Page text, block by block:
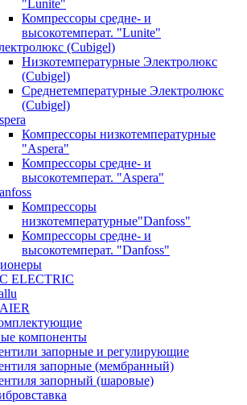
"Lunite"
Компрессоры средне- и
высокотемперат. "Lunite"
(Cubigel)
Низкотемпературные Электролюкс
(Cubigel)
Среднетемпературные Электролюкс
(Cubigel)
Компрессоры низкотемпературные
"Aspera"
Компрессоры средне- и
высокотемперат. "Aspera"
Компрессоры
низкотемпературные"Danfoss"
Компрессоры средне- и
высокотемперат. "Danfoss"
ELECTRIC
компоненты
запорные и регулирующие
запорные (мембранный)
запорный (шаровые)